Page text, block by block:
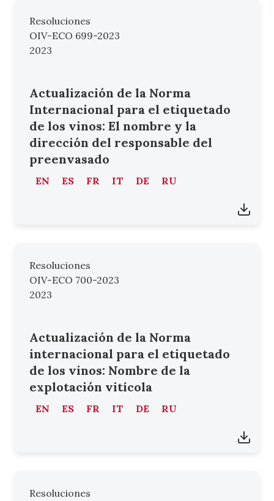
Resoluciones
OIV-ECO 699-2023
2023
Actualización de la Norma
Internacional para el etiquetado
de los vinos: El nombre y la
dirección del responsable del
preenvasado
EN ES FR IT DE RU
Resoluciones
OIV-ECO 700-2023
2023
Actualización de la Norma
internacional para el etiquetado
de los vinos: Nombre de la
explotación vitícola
EN ES FR IT DE RU
Resoluciones